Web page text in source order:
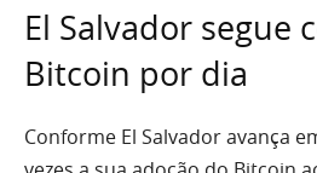
El Salvador segue
Bitcoin por dia
Conforme El Salvador avança